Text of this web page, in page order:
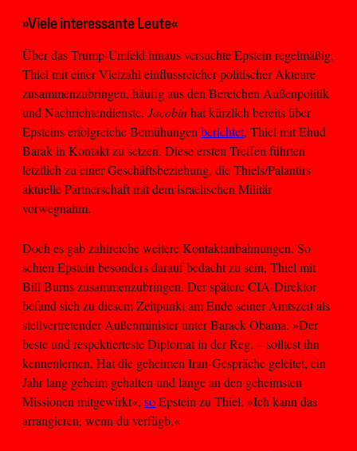
»Viele interessante Leute«
Über das Trump-Umfeld hinaus versuchte Epstein regelmäßig,
Thiel mit einer Vielzahl einflussreicher politischer Akteure
zusammenzubringen, häufig aus den Bereichen Außenpolitik
und Nachrichtendienste. Jacobinhat kürzlich bereits über
Epsteins erfolgreiche Bemühungen berichtet, Thiel mit Ehud
Barak in Kontakt zu setzen. Diese ersten Treffen führten
letztlich zu einer Geschäftsbeziehung, die Thiels/Palantirs
aktuelle Partnerschaft mit dem israelischen Militär
vorwegnahm.
Doch es gab zahlreiche weitere Kontaktanbahnungen. So
schien Epstein besonders darauf bedacht zu sein, Thiel mit
Bill Burns zusammenzubringen. Der spätere CIA-Direktor
befand sich zu diesem Zeitpunkt am Ende seiner Amtszeit als
stellvertretender Außenminister unter Barack Obama. »Der
beste und respektierteste Diplomat in der Reg. – solltest ihn
kennenlernen. Hat die geheimen Iran-Gespräche geleitet, ein
Jahr lang geheim gehalten und lange an den geheimsten
Missionen mitgewirkt«, soEpstein zu Thiel. »Ich kann das
arrangieren, wenn du verfügb.«